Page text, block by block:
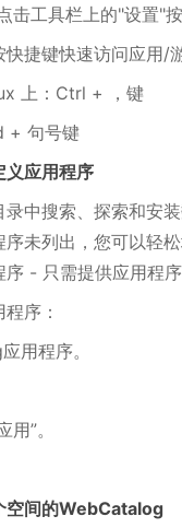
击工具栏上的"设置"按
捷键快速访问应用/
上：Ctrl + ，键
+ 句号键
义应用程序
中搜索、探索和安装
未列出，您可以轻
- 只需提供应用程序
序：
用程序。
”。
空间的WebCatalog